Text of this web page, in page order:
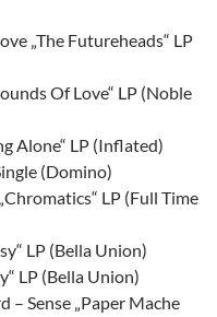
„The Futureheads“ LP
Of Love“ LP (Noble
Alone“ LP (Inflated)
(Domino)
LP (Full Time
LP (Bella Union)
LP (Bella Union)
– Sense „Paper Mache